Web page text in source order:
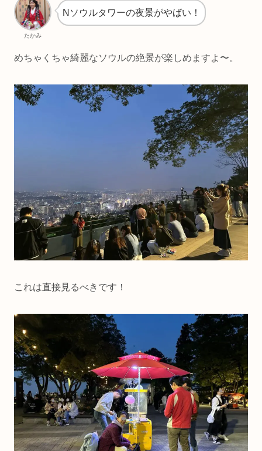
たかみ
Nソウルタワーの夜景がやばい！
めちゃくちゃ綺麗なソウルの絶景が楽しめますよ〜。
これは直接見るべきです！